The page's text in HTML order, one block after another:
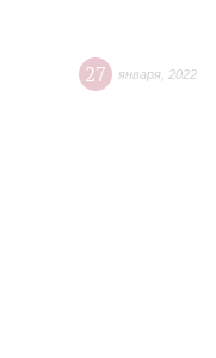
27 января 2022